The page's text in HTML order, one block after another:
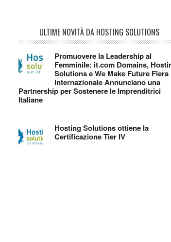
ULTIME NOVITÀ DA HOSTING SOLUTIONS
Promuovere la Leadership al
Femminile: it.com Domains,
Solutions e We Make Future Fiera
Internazionale Annunciano una
Partnership per Sostenere le Imprenditrici
Italiane
Hosting Solutions ottiene la
Certificazione Tier IV